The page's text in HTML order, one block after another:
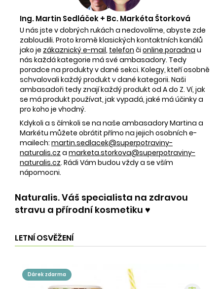
Ing. Martin Sedláček + Bc. Markéta Štorková
U nás jste v dobrých rukách a nedovolíme, abyste zde
zabloudili. Proto kromě klasických kontaktních kanálů
jako je zákaznický e-mail, telefon či online poradna u
nás každá kategorie má své ambasadory. Tedy
poradce na produkty v dané sekci. Kolegy, kteří osobně
schvalovali každý produkt v dané kategorii. Naši
ambasadoři tedy znají každý produkt od A do Z. Ví, jak
se má produkt používat, jak vypadá, jaké má účinky a
pro koho je vhodný.
Kdykoli a s čímkoli se na naše ambasadory Martina a
Markétu můžete obrátit přímo na jejich osobních e-
mailech: martin.sedlacek@superpotraviny-
naturalis.cz a marketa.storkova@superpotraviny-
naturalis.cz. Rádi Vám budou vždy a se vším
nápomocni.
Naturalis. Váš specialista na zdravou
stravu a přírodní kosmetiku ♥️
LETNÍ OSVĚŽENÍ
dárek zdarma